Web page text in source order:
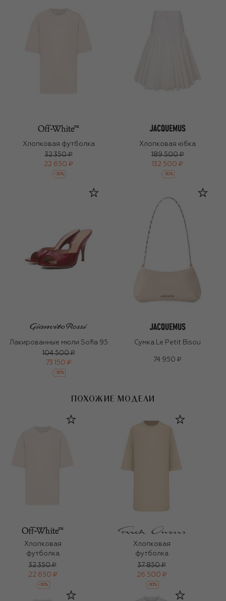
Хлопковая футболка
32 350 ₽
22 650 ₽
-30%
Хлопковая юбка
189 500 ₽
132 500 ₽
-30%
Лакированные мюли Sofia 95
104 500 ₽
73 150 ₽
-30%
Сумка Le Petit Bisou
74 950 ₽
ПОХОЖИЕ МОДЕЛИ
Хлопковая
футболка
32 350 ₽
22 650 ₽
-30%
Хлопковая
футболка
37 850 ₽
26 500 ₽
-30%